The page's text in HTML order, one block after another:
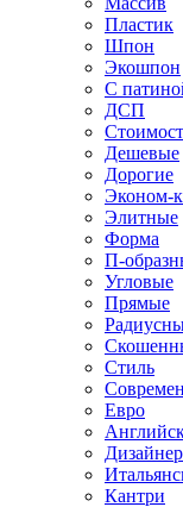
Пластик
Шпон
Экошпон
С
ДСП
Дешевые
Дорогие
Эконом-
Элитные
Форма
П-
Угловые
Прямые
Стиль
Евро
Кантри